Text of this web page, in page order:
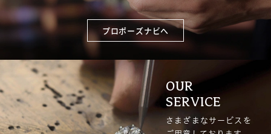
プロポーズナビへ
OUR
SERVICE
さまざまなサービスを